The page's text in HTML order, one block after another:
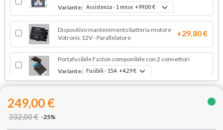
Variante:
Dispositivo mantenimento batteria motore
Votronic 12V - Parallelatore
+29,80 €
Portafusibile Faston componibile con 2 connettori
Variante:
249,00 €
332,00 € -25%